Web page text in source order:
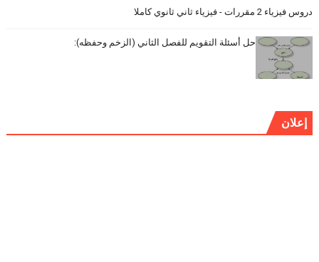
دروس فيزياء 2 مقررات - فيزياء ثاني ثانوي كاملا
حل أسئلة التقويم للفصل الثاني (الزخم وحفظه):
إعلان